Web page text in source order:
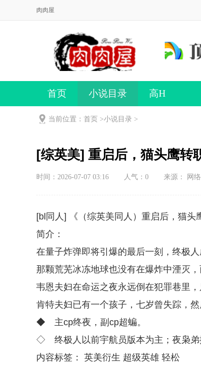
肉肉屋
首页 小说目录 高H
当前位置：首页 >小说目录 >
[综英美] 重启后，猫头鹰转
时间：2026-07-07 03:16 人气： 0 来源： 网络
[bl同人] 《（综英美同人）重启后，猫头
简介：
在量子炸弹即将引爆的最后一刻，终极
那颗荒芜冰冻地球也没有在爆炸中湮灭
韦恩夫妇在命运之夜永远倒在犯罪巷里，
肯特夫妇已有一个孩子，七岁曾失踪，
◆ 主cp终夜，副cp超蝙。
◇ 终极人以前宇航员版本为主；夜枭弟
内容标签： 英美衍生 超级英雄 轻松